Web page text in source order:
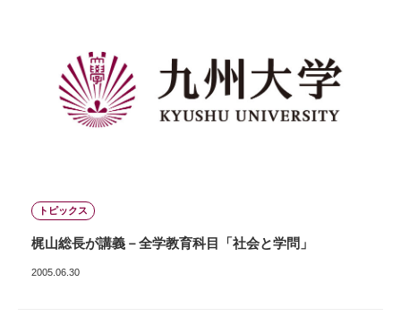
トピックス
梶山総長が講義－全学教育科目「社会と学問」
2005.06.30